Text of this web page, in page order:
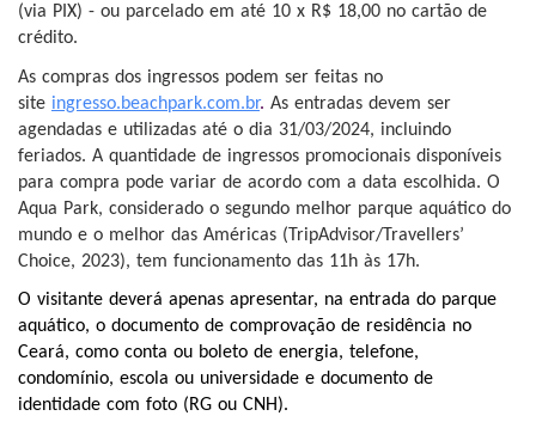
(via PIX) - ou parcelado em até 10 x R$ 18,00 no cartão de
crédito.
As compras dos ingressos podem ser feitas no
site ingresso.beachpark.com.br. As entradas devem ser
agendadas e utilizadas até o dia 31/03/2024, incluindo
feriados. A quantidade de ingressos promocionais disponíveis
para compra pode variar de acordo com a data escolhida. O
Aqua Park, considerado o segundo melhor parque aquático do
mundo e o melhor das Américas (TripAdvisor/Travellers’
Choice, 2023), tem funcionamento das 11h às 17h.
O visitante deverá apenas apresentar, na entrada do parque
aquático, o documento de comprovação de residência no
Ceará, como conta ou boleto de energia, telefone,
condomínio, escola ou universidade e documento de
identidade com foto (RG ou CNH).